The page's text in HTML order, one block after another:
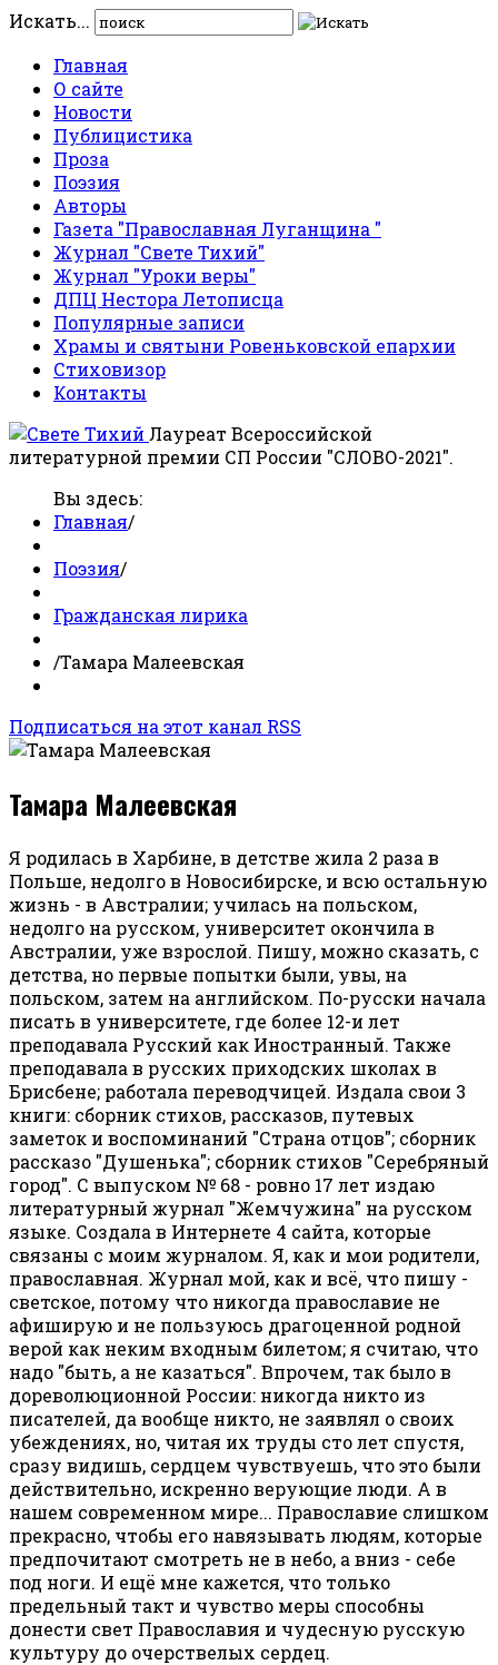
Искать...
Главная
О сайте
Новости
Публицистика
Проза
Поэзия
Авторы
Газета "Православная Луганщина "
Журнал "Свете Тихий"
Журнал "Уроки веры"
ДПЦ Нестора Летописца
Популярные записи
Храмы и святыни Ровеньковской епархии
Стиховизор
Контакты
Лауреат Всероссийской
литературной премии СП России "СЛОВО-2021".
Вы здесь:
Главная/
Поэзия/
Гражданская лирика
/Тамара Малеевская
Подписаться на этот канал RSS
Тамара Малеевская
Я родилась в Харбине, в детстве жила 2 раза в
Польше, недолго в Новосибирске, и всю остальную
жизнь - в Австралии; училась на польском,
недолго на русском, университет окончила в
Австралии, уже взрослой. Пишу, можно сказать, с
детства, но первые попытки были, увы, на
польском, затем на английском. По-русски начала
писать в университете, где более 12-и лет
преподавала Русский как Иностранный. Также
преподавала в русских приходских школах в
Брисбене; работала переводчицей. Издала свои 3
книги: сборник стихов, рассказов, путевых
заметок и воспоминаний "Страна отцов"; сборник
рассказо "Душенька"; сборник стихов "Серебряный
город". С выпуском № 68 - ровно 17 лет издаю
литературный журнал "Жемчужина" на русском
языке. Создала в Интернете 4 сайта, которые
связаны с моим журналом. Я, как и мои родители,
православная. Журнал мой, как и всё, что пишу -
светское, потому что никогда православие не
афиширую и не пользуюсь драгоценной родной
верой как неким входным билетом; я считаю, что
надо "быть, а не казаться". Впрочем, так было в
дореволюционной России: никогда никто из
писателей, да вообще никто, не заявлял о своих
убеждениях, но, читая их труды сто лет спустя,
сразу видишь, сердцем чувствуешь, что это были
действительно, искренно верующие люди. А в
нашем современном мире... Православие слишком
прекрасно, чтобы его навязывать людям, которые
предпочитают смотреть не в небо, а вниз - себе
под ноги. И ещё мне кажется, что только
предельный такт и чувство меры способны
донести свет Православия и чудесную русскую
культуру до очерствелых сердец.